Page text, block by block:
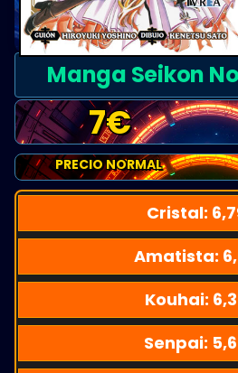
Manga Seikon
7€
PRECIO NORMAL
Cristal:
Amatista:
Kouhai:
Senpai: